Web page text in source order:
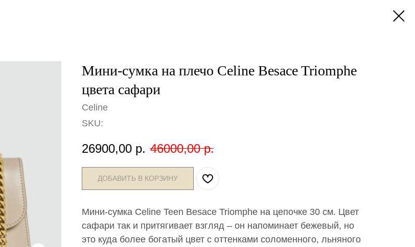
Мини-сумка на плечо Celine Besace Triomphe
цвета сафари
Celine
SKU:
26900,00 р. 46000,00 р.
ДОБАВИТЬ В КОРЗИНУ
Мини-сумка Сeline Teen Besace Triomphe на цепочке 30 см. Цвет
сафари так и притягивает взгляд – он напоминает бежевый, но
это куда более богатый цвет с оттенками соломенного, льняного